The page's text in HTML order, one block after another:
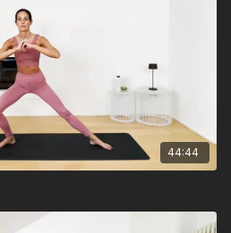
44:44